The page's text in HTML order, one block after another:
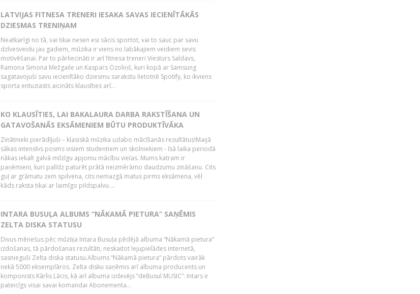
LATVIJAS FITNESA TRENERI IESAKA SAVAS IECIENĪTĀKĀS
DZIESMAS TRENIŅAM
Neatkarīgi no tā, vai tikai nesen esi sācis sportot, vai to sauc par savu
dzīvesveidu jau gadiem, mūzika ir viens no labākajiem veidiem sevis
motivēšanai. Par to pārliecināti ir arī fitnesa treneri Viesturs Saldavs,
Ramona Simona Mežgaile un Kaspars Ozoliņš, kuri kopā ar Samsung
sagatavojuši savu iecienītāko dziesmu sarakstu lietotnē Spotify, ko ikviens
sporta entuziasts aicināts klausīties arī...
KO KLAUSĪTIES, LAI BAKALAURA DARBA RAKSTĪŠANA UN
GATAVOŠANĀS EKSĀMENIEM BŪTU PRODUKTĪVĀKA
Zinātnieki pierādījuši – klasiskā mūzika uzlabo mācīšanās rezultātus!Maijā
sākas intensīvs posms visiem studentiem un skolniekiem - īsā laika periodā
nākas iekalt galvā milzīgu apjomu mācību vielas. Mums katram ir
paņēmieni, kuri palīdz paturēt prātā neizmērāmo daudzumu zināšanu. Cits
guļ ar grāmatu zem spilvena, cits nemazgā matus pirms eksāmena, vēl
kāds raksta tikai ar laimīgo pildspalvu....
INTARA BUSUĻA ALBUMS “NĀKAMĀ PIETURA” SAŅĒMIS
ZELTA DISKA STATUSU
Divus mēnešus pēc mūziķa Intara Busuļa pēdējā albuma “Nākamā pietura”
izdošanas, tā pārdošanas rezultāti, neskaitot lejupielādes internetā,
sasnieguši Zelta diska statusu.Albums “Nākamā pietura” pārdots vairāk
nekā 5000 eksemplāros. Zelta disku saņēmis arī albuma producents un
komponists Kārlis Lācis, kā arī albuma izdevējs “deBusul MUSIC”. Intars ir
pateicīgs visai savai komandai Abonementa...